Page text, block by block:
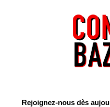
Rejoignez-nous dès